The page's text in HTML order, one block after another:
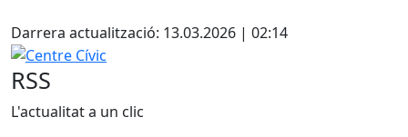
−
Darrera actualització: 13.03.2026 | 02:14
Centre Cívic
RSS
L'actualitat a un clic